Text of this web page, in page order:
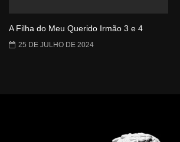
A Filha do Meu Querido Irmão 3 e 4
25 DE JULHO DE 2024